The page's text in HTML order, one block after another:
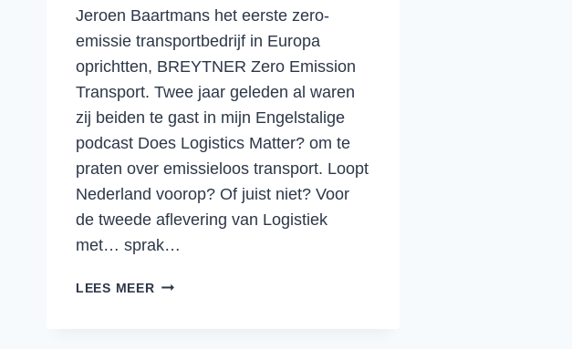
Jeroen Baartmans het eerste zero-
emissie transportbedrijf in Europa
oprichtten, BREYTNER Zero Emission
Transport. Twee jaar geleden al waren
zij beiden te gast in mijn Engelstalige
podcast Does Logistics Matter? om te
praten over emissieloos transport. Loopt
Nederland voorop? Of juist niet? Voor
de tweede aflevering van Logistiek
met… sprak…
LEES MEERELEKTRISCH